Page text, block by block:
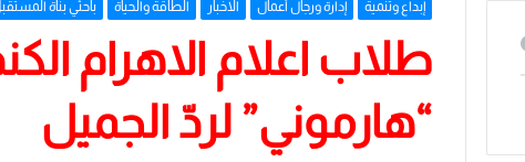
إبداع وتنمية إدارة ورجال أعمال الاخبار الطاقة والحياة باحثي بناة
طلاب اعلام الاهرام
“هارموني” لردّ الجميل